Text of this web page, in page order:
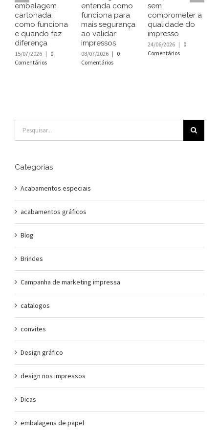
embalagem
cartonada:
como funciona
e quando faz
diferença
15/07/2026 | 0
Comentários
entenda como
funciona para
mais segurança
ao validar
impressos
08/07/2026 | 0
Comentários
sem
comprometer a
qualidade do
impresso
24/06/2026 | 0
Comentários
resultados
Categorias
Acabamentos especiais
acabamentos gráficos
Blog
Brindes
Campanha de marketing impressa
catalogos
convites
Design gráfico
design nos impressos
Dicas
embalagens de papel